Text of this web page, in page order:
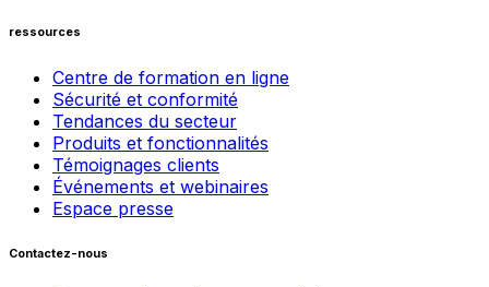
ressources
Centre de formation en ligne
Sécurité et conformité
Tendances du secteur
Produits et fonctionnalités
Témoignages clients
Événements et webinaires
Espace presse
Contactez-nous